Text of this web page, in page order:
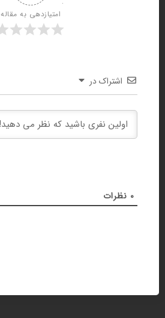
امتیازدهی به مقاله
اشتراک در
0 نظرات